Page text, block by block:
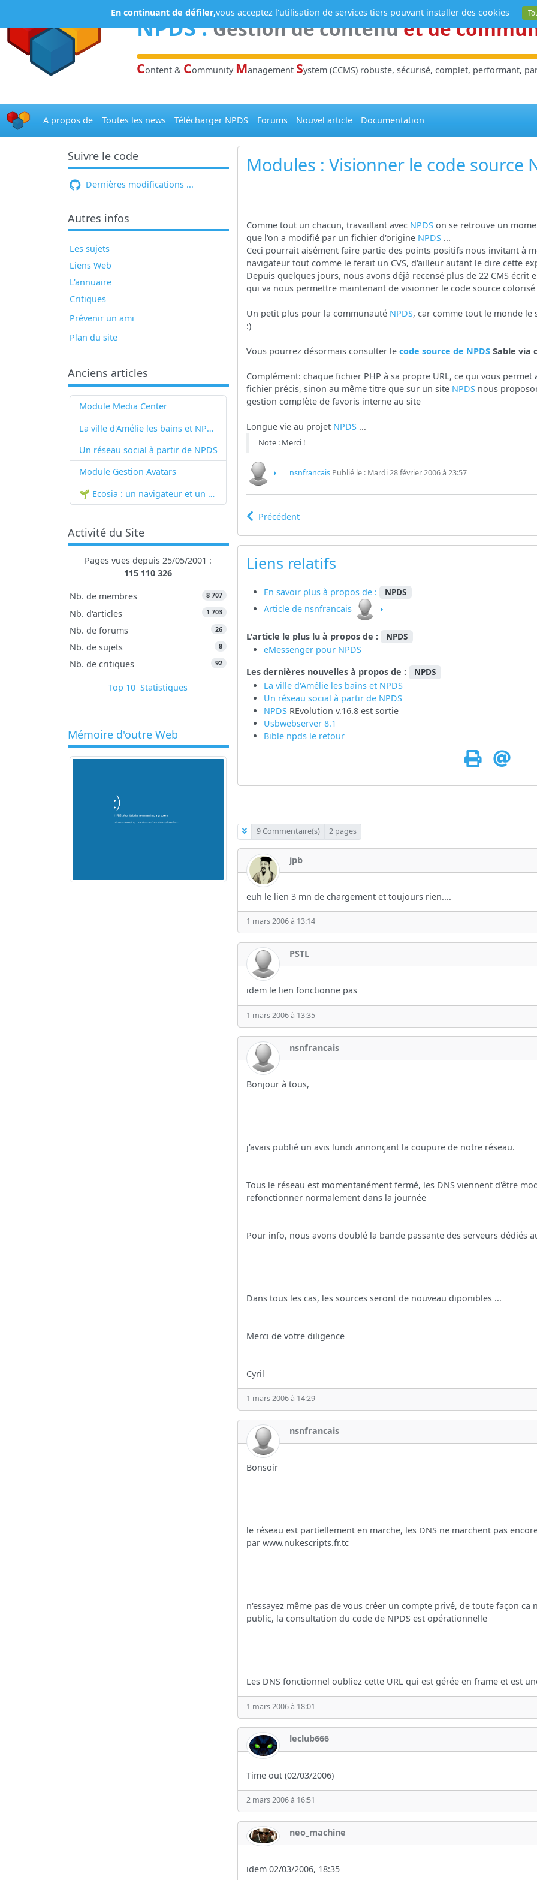
NPDS:Gestion de contenuet de
Content & Community Management System (CCMS) robuste, sécurisé, complet, performant,
A propos de Toutes les news Télécharger NPDS Forums Nouvel article Documentation
Suivre le code
Dernières modifications ...
Autres infos
Les sujets
Liens Web
L'annuaire
Critiques
Prévenir un ami
Plan du site
Anciens articles
Module Media Center
La ville d'Amélie les bains et NPDS
Un réseau social à partir de NPDS
Module Gestion Avatars
🌱 Ecosia : un navigateur et un moteur de recherche qui plantent des arbres !...
Activité du Site
Pages vues depuis 25/05/2001 :
115 110 326
Nb. de membres 8 707
Nb. d'articles 1 703
Nb. de forums 26
Nb. de sujets 8
Nb. de critiques 92
Top 10 Statistiques
Mémoire d'outre Web
Modules : Visionner le code source
Comme tout un chacun, travaillant avec NPDS on se retrouve un
que l'on a modifié par un fichier d'origine NPDS ...
Ceci pourrait aisément faire partie des points positifs nous invitant à
navigateur tout comme le ferait un CVS, d'ailleur autant le dire cette
Depuis quelques jours, nous avons déjà recensé plus de 22 CMS
qui va nous permettre maintenant de visionner le code source colorisé
Un petit plus pour la communauté NPDS, car comme tout le monde le
:)
Vous pourrez désormais consulter lecode source de NPDS Sable via
Complément: chaque fichier PHP à sa propre URL, ce qui vous
fichier précis, sinon au même titre que sur un site NPDS nous
gestion complète de favoris interne au site
Longue vie au projet NPDS ...
Note : Merci !
nsnfrancaisPublié le : Mardi 28 février 2006 à 23:57
Précédent
Liens relatifs
En savoir plus à propos de : NPDS
Article de nsnfrancais
L'article le plus lu à propos de : NPDS
eMessenger pour NPDS
Les dernières nouvelles à propos de :
NPDS
La ville d'Amélie les bains et NPDS
Un réseau social à partir de NPDS
NPDS REvolution v.16.8 est sortie
Usbwebserver 8.1
Bible npds le retour
9 Commentaire(s) 2 pages
jpb
euh le lien 3 mn de chargement et toujours rien....
1 mars 2006 à 13:14
PSTL
idem le lien fonctionne pas
1 mars 2006 à 13:35
nsnfrancais
Bonjour à tous,
j'avais publié un avis lundi annonçant la coupure de notre réseau.
Tous le réseau est momentanément fermé, les DNS viennent d'être
refonctionner normalement dans la journée
Pour info, nous avons doublé la bande passante des serveurs dédiés
Dans tous les cas, les sources seront de nouveau diponibles ...
Merci de votre diligence
Cyril
1 mars 2006 à 14:29
nsnfrancais
Bonsoir
le réseau est partiellement en marche, les DNS ne marchent pas
par www.nukescripts.fr.tc
n'essayez même pas de vous créer un compte privé, de toute façon
public, la consultation du code de NPDS est opérationnelle
Les DNS fonctionnel oubliez cette URL qui est gérée en frame et est
1 mars 2006 à 18:01
leclub666
Time out (02/03/2006)
2 mars 2006 à 16:51
neo_machine
idem 02/03/2006, 18:35
En continuant de défiler,vous acceptez l'utilisation de services tiers pouvant installer des cookies